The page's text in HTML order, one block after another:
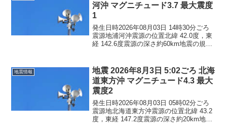
河沖 マグニチュード3.7 最大震度
1
発生日時2026年08月03日 14時30分ごろ
震源地浦河沖震源の位置北緯 42.0度，東
経 142.6度震源の深さ約60km地震の規模
震度1北海道新ひだか町浦河...
地震情報
地震 2026年8月3日 5:02ごろ 北海
道東方沖 マグニチュード4.3 最大
震度2
発生日時2026年08月03日 05時02分ごろ
震源地北海道東方沖震源の位置北緯 43.2
度，東経 147.2度震源の深さ約20km地震